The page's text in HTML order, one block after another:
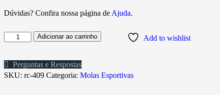
Dúvidas? Confira nossa página de Ajuda.
Adicionar ao carrinho Add to wishlist
Perguntas e Respostas
SKU: rc-409 Categoria: Molas Esportivas